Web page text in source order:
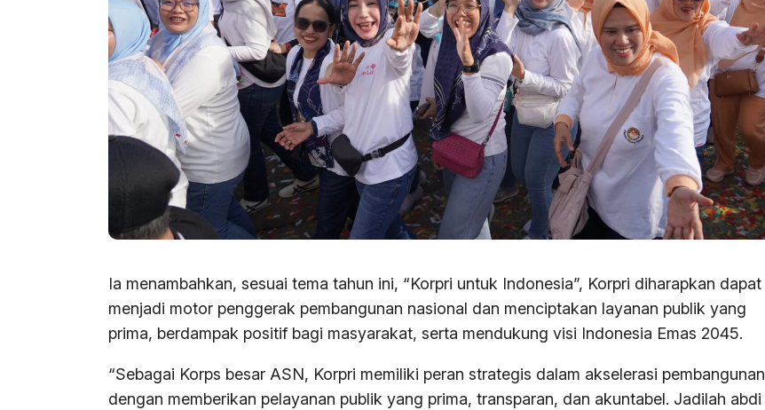
Ia menambahkan, sesuai tema tahun ini, “Korpri untuk Indonesia”, Korpri diharapkan dapat
menjadi motor penggerak pembangunan nasional dan menciptakan layanan publik yang
prima, berdampak positif bagi masyarakat, serta mendukung visi Indonesia Emas 2045.
“Sebagai Korps besar ASN, Korpri memiliki peran strategis dalam akselerasi pembangunan
dengan memberikan pelayanan publik yang prima, transparan, dan akuntabel. Jadilah abdi